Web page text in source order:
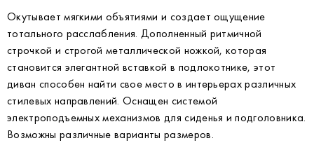
Окутывает мягкими объятиями и создает ощущение
тотального расслабления. Дополненный ритмичной
строчкой и строгой металлической ножкой, которая
становится элегантной вставкой в подлокотнике, этот
диван способен найти свое место в интерьерах различных
стилевых направлений. Оснащен системой
электроподъемных механизмов для сиденья и подголовника.
Возможны различные варианты размеров.